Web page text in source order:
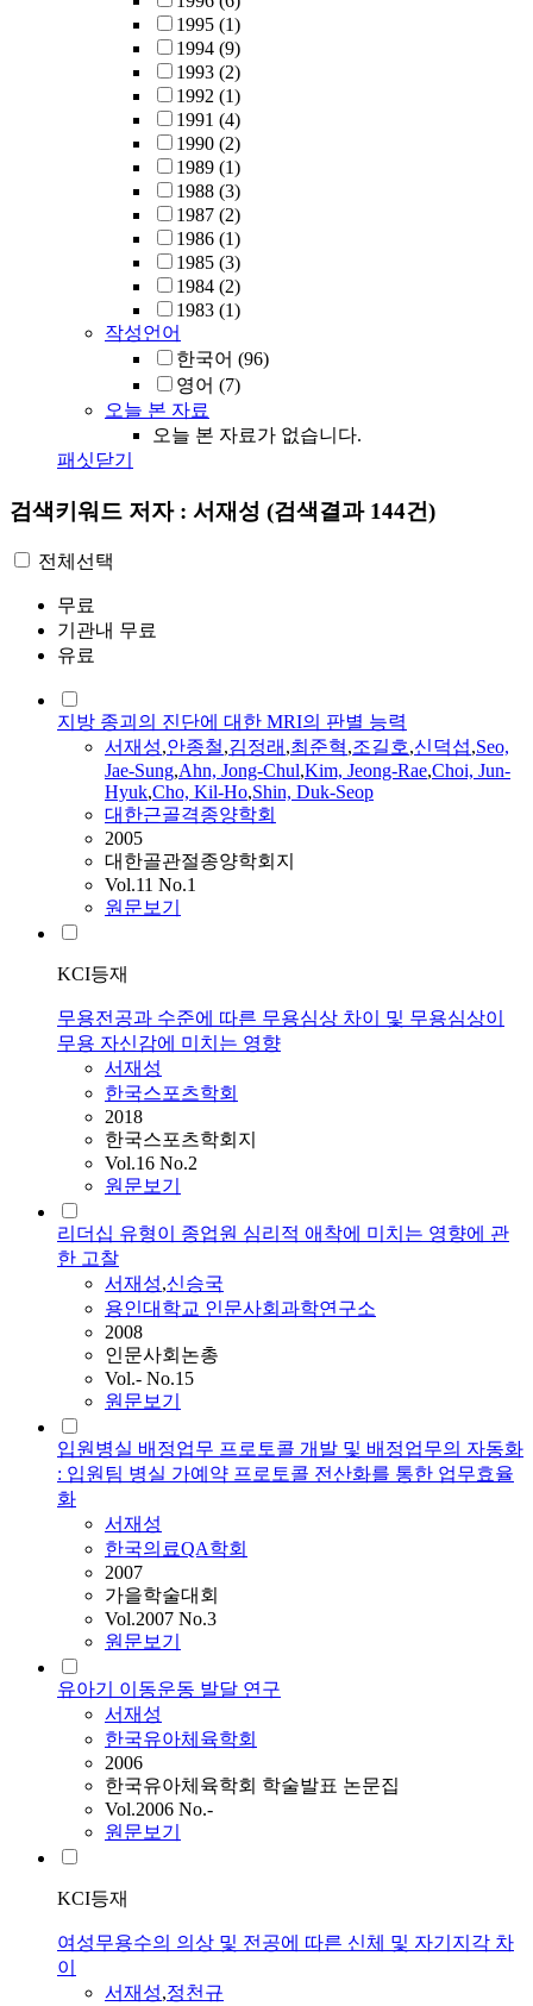
1995 (1)
1994 (9)
1993 (2)
1992 (1)
1991 (4)
1990 (2)
1989 (1)
1988 (3)
1987 (2)
1986 (1)
1985 (3)
1984 (2)
1983 (1)
작성언어
한국어 (96)
영어 (7)
오늘 본 자료
오늘 본 자료가 없습니다.
패싯닫기
검색키워드 저자 : 서재성 (검색결과 144건)
전체선택
무료
기관내 무료
유료
지방 종괴의 진단에 대한 MRI의 판별 능력
서재성,안종철,김정래 ,최준혁,조길호,신덕섭,Seo,
Jae-Sung,Ahn, Jong-Chul,Kim, Jeong-Rae,Choi, Jun-
Hyuk,Cho, Kil-Ho,Shin, Duk-Seop
대한근골격종양학회
2005
대한골관절종양학회지
Vol.11 No.1
원문보기
KCI등재
무용전공과 수준에 따른 무용심상 차이 및 무용심상이
무용 자신감에 미치는 영향
서재성
한국스포츠학회
2018
한국스포츠학회지
Vol.16 No.2
원문보기
리더십 유형이 종업원 심리적 애착에 미치는 영향에 관
한 고찰
서재성,신승국
용인대학교 인문사회과학연구소
2008
인문사회논총
Vol.- No.15
원문보기
입원병실 배정업무 프로토콜 개발 및 배정업무의 자동화
: 입원팀 병실 가예약 프로토콜 전산화를 통한 업무효율
화
서재성
한국의료QA학회
2007
가을학술대회
Vol.2007 No.3
원문보기
유아기 이동운동 발달 연구
서재성
한국유아체육학회
2006
한국유아체육학회 학술발표 논문집
Vol.2006 No.-
원문보기
KCI등재
여성무용수의 의상 및 전공에 따른 신체 및 자기지각 차
이
서재성,정천규